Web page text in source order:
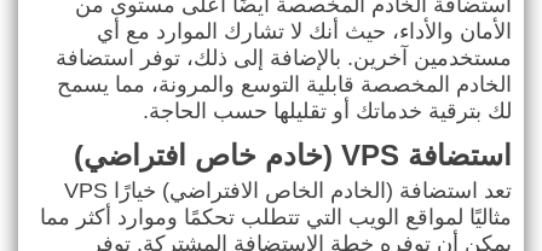
استضافة الخادم المخصصة أيضًا أعلى مستوى من
الأمان والأداء، حيث أنك لا تشارك الموارد مع أي
مستخدمين آخرين. بالإضافة إلى ذلك، توفر استضافة
الخادم المخصصة قابلية التوسع والمرونة، مما يسمح
لك بترقية خدماتك أو تقليلها حسب الحاجة.
استضافة خادم خاص افتراضي)
تعد استضافة (الخادم الخاص الافتراضي) خيارًا
مثاليًا لمواقع الويب التي تتطلب تحكمًا وموارد أكثر مما
يمكن أن توفره خطة الاستضافة المشتركة. توفر